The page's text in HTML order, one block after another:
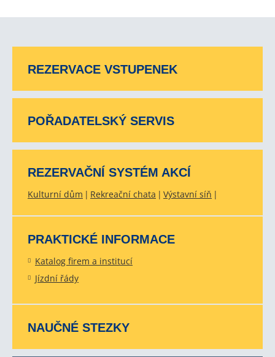
REZERVACE VSTUPENEK
POŘADATELSKÝ SERVIS
REZERVAČNÍ SYSTÉM AKCÍ
Kulturní dům Rekreační chata Výstavní síň
PRAKTICKÉ INFORMACE
Katalog firem a institucí
Jízdní řády
NAUČNÉ STEZKY